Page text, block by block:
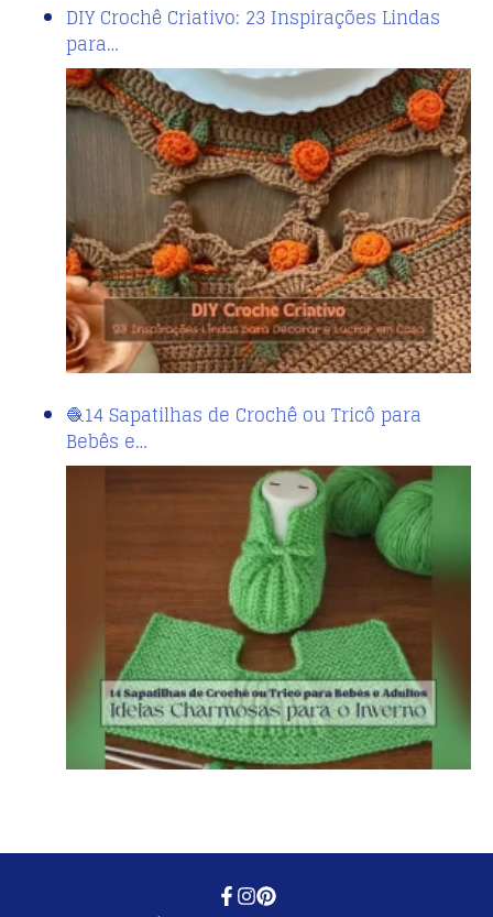
DIY Crochê Criativo: 23 Inspirações Lindas
para…
🧶14 Sapatilhas de Crochê ou Tricô para
Bebês e…